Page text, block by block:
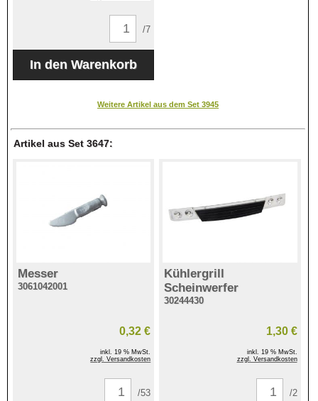
/7
Weitere Artikel aus dem Set 3945
Artikel aus Set 3647:
Messer
3061042001
0,32 €
inkl. 19 % MwSt.
zzgl. Versandkosten
/53
Kühlergrill
Scheinwerfer
30244430
1,30 €
inkl. 19 % MwSt.
zzgl. Versandkosten
/2